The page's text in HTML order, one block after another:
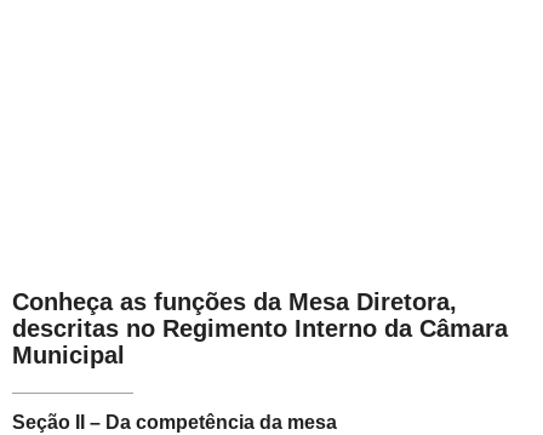
Conheça as funções da Mesa Diretora,
descritas no Regimento Interno da Câmara
Municipal
Seção II – Da competência da mesa